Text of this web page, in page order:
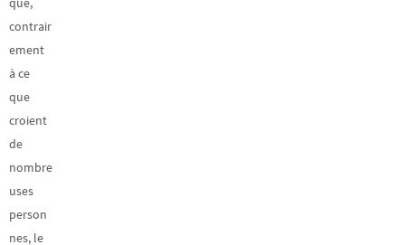
contrair
ement
à ce
que
croient
de
nombre
uses
person
nes, le